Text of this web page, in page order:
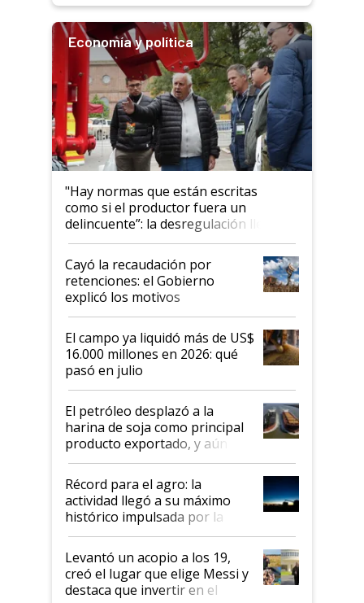
Economía y política
"Hay normas que están escritas
como si el productor fuera un
delincuente”: la desregulación llegó
al Congreso Aapresid y hasta se
habló del financiamiento al IPCVA
Cayó la recaudación por
retenciones: el Gobierno
explicó los motivos
El campo ya liquidó más de US$
16.000 millones en 2026: qué
pasó en julio
El petróleo desplazó a la
harina de soja como principal
producto exportado, y aún así
el agro aportó casi seis de cada
diez dólares y sostuvo el
liderazgo en un semestre
récord
Récord para el agro: la
actividad llegó a su máximo
histórico impulsada por la
cosecha y las exportaciones
Levantó un acopio a los 19,
creó el lugar que elige Messi y
destaca que invertir en el